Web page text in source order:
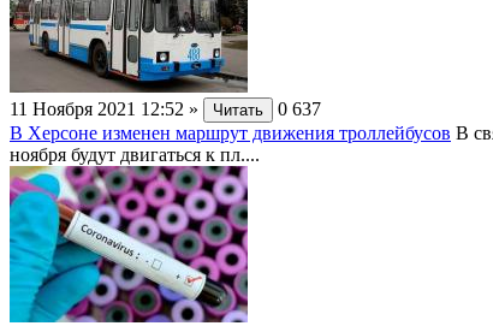
11 Ноября 2021 12:52 » Читать 0 637
В Херсоне изменен маршрут движения троллейбусов В
ноября будут двигаться к пл....